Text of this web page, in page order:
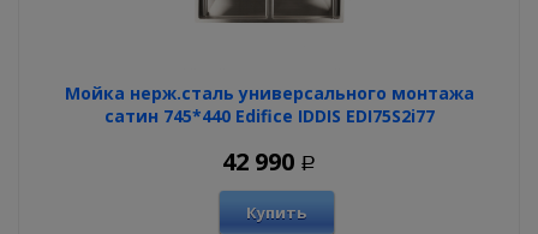
Мойка нерж.сталь универсального монтажа
сатин 745*440 Edifice IDDIS EDI75S2i77
42 990 Р
Купить